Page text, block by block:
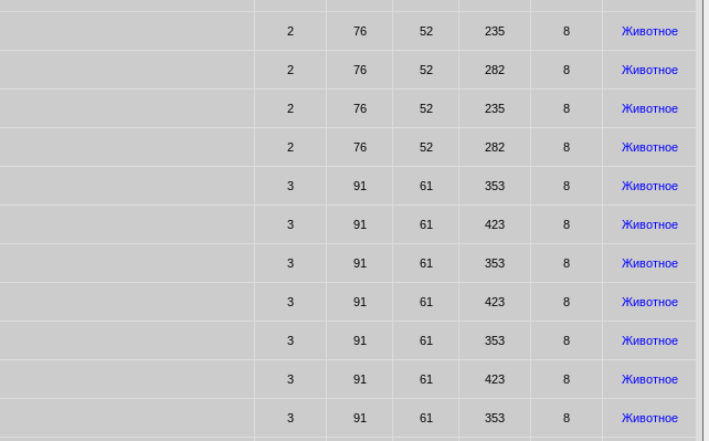
2 76 52 235 8 Животное
2 76 52 282 8 Животное
2 76 52 235 8 Животное
2 76 52 282 8 Животное
3 91 61 353 8 Животное
3 91 61 423 8 Животное
3 91 61 353 8 Животное
3 91 61 423 8 Животное
3 91 61 353 8 Животное
3 91 61 423 8 Животное
3 91 61 353 8 Животное